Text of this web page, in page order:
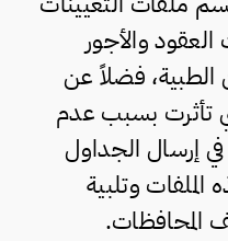
والأجور
الطبية، فضلاً عن
تأثرت بسبب عدم
في إرسال الجداول
وتلبية
المحافظات.